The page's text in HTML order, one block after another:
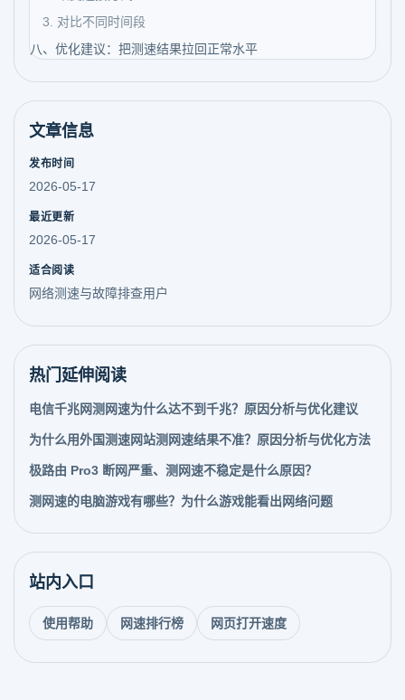
3. 对比不同时间段
八、优化建议：把测速结果拉回正常水平
文章信息
发布时间
2026-05-17
最近更新
2026-05-17
适合阅读
网络测速与故障排查用户
热门延伸阅读
电信千兆网测网速为什么达不到千兆？原因分析与优化建议
为什么用外国测速网站测网速结果不准？原因分析与优化方法
极路由 Pro3 断网严重、测网速不稳定是什么原因？
测网速的电脑游戏有哪些？为什么游戏能看出网络问题
站内入口
使用帮助 网速排行榜 网页打开速度